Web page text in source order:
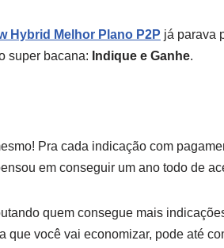
Hybrid Melhor Plano P2P já parava
super bacana: Indique e Ganhe.
Pra cada indicação com
em conseguir um ano todo de
quem consegue mais
que você vai economizar, pode até